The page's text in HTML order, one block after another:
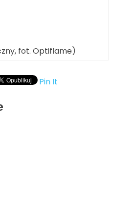
fot. Optiflame)
Pin It